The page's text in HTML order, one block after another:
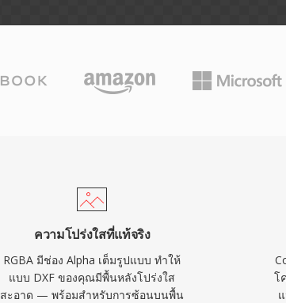
ความโปร่งใสที่แท้จริง
RGBA มีช่อง Alpha เต็มรูปแบบ ทำให้
แบบ DXF ของคุณมีพื้นหลังโปร่งใส
สะอาด — พร้อมสำหรับการซ้อนบนพื้น
โ